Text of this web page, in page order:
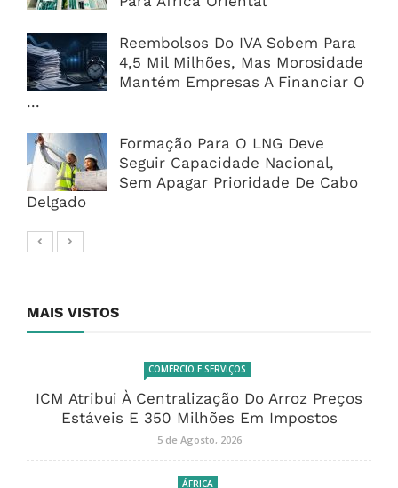
Reembolsos Do IVA Sobem Para
4,5 Mil Milhões, Mas Morosidade
Mantém Empresas A Financiar O
...
Formação Para O LNG Deve
Seguir Capacidade Nacional,
Sem Apagar Prioridade De Cabo
Delgado
MAIS VISTOS
COMÉRCIO E SERVIÇOS
ICM Atribui À Centralização Do Arroz Preços
Estáveis E 350 Milhões Em Impostos
5 de Agosto, 2026
ÁFRICA